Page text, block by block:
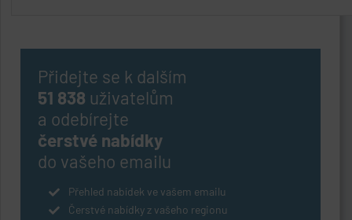
Přidejte se k dalším
51 838 uživatelům
a odebírejte
čerstvé nabídky
do vašeho emailu
Přehled nabídek ve vašem emailu
Čerstvé nabídky z vašeho regionu